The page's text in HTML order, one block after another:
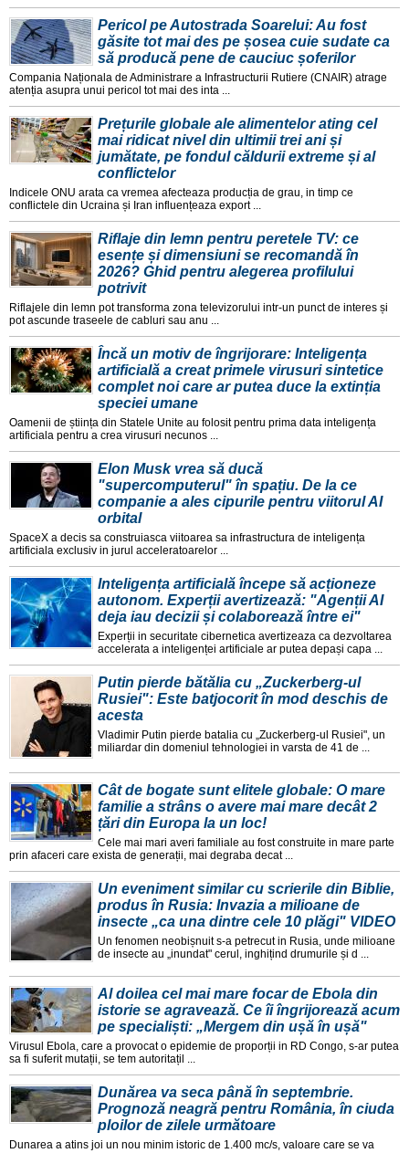
Pericol pe Autostrada Soarelui: Au fost
găsite tot mai des pe șosea cuie sudate ca
să producă pene de cauciuc șoferilor
Compania Naționala de Administrare a Infrastructurii Rutiere (CNAIR) atrage
atenția asupra unui pericol tot mai des inta ...
Prețurile globale ale alimentelor ating cel
mai ridicat nivel din ultimii trei ani și
jumătate, pe fondul căldurii extreme și al
conflictelor
Indicele ONU arata ca vremea afecteaza producția de grau, in timp ce
conflictele din Ucraina și Iran influențeaza export ...
Riflaje din lemn pentru peretele TV: ce
esențe și dimensiuni se recomandă în
2026? Ghid pentru alegerea profilului
potrivit
Riflajele din lemn pot transforma zona televizorului intr-un punct de interes și
pot ascunde traseele de cabluri sau anu ...
Încă un motiv de îngrijorare: Inteligența
artificială a creat primele virusuri sintetice
complet noi care ar putea duce la extinția
speciei umane
Oamenii de știința din Statele Unite au folosit pentru prima data inteligența
artificiala pentru a crea virusuri necunos ...
Elon Musk vrea să ducă
"supercomputerul" în spațiu. De la ce
companie a ales cipurile pentru viitorul AI
orbital
SpaceX a decis sa construiasca viitoarea sa infrastructura de inteligența
artificiala exclusiv in jurul acceleratoarelor ...
Inteligența artificială începe să acționeze
autonom. Experții avertizează: "Agenții AI
deja iau decizii și colaborează între ei"
Experții in securitate cibernetica avertizeaza ca dezvoltarea
accelerata a inteligenței artificiale ar putea depași capa ...
Putin pierde bătălia cu „Zuckerberg-ul
Rusiei": Este batjocorit în mod deschis de
acesta
Vladimir Putin pierde batalia cu „Zuckerberg-ul Rusiei", un
miliardar din domeniul tehnologiei in varsta de 41 de ...
Cât de bogate sunt elitele globale: O mare
familie a strâns o avere mai mare decât 2
țări din Europa la un loc!
Cele mai mari averi familiale au fost construite in mare parte
prin afaceri care exista de generații, mai degraba decat ...
Un eveniment similar cu scrierile din Biblie,
produs în Rusia: Invazia a milioane de
insecte „ca una dintre cele 10 plăgi" VIDEO
Un fenomen neobișnuit s-a petrecut in Rusia, unde milioane
de insecte au „inundat" cerul, inghițind drumurile și d ...
Al doilea cel mai mare focar de Ebola din
istorie se agravează. Ce îi îngrijorează acum
pe specialiști: „Mergem din ușă în ușă"
Virusul Ebola, care a provocat o epidemie de proporții in RD Congo, s-ar putea
sa fi suferit mutații, se tem autoritațil ...
Dunărea va seca până în septembrie.
Prognoză neagră pentru România, în ciuda
ploilor de zilele următoare
Dunarea a atins joi un nou minim istoric de 1.400 mc/s, valoare care se va